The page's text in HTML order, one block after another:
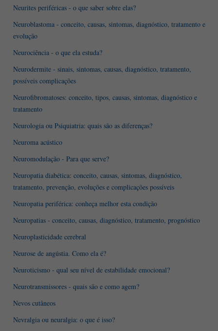
Neurites periféricas - o que saber sobre elas?
Neuroblastoma - conceito, causas, sintomas, diagnóstico, tratamento e
evolução
Neurociência - o que ela estuda?
Neurodermite - sinais, sintomas, causas, diagnóstico, tratamento,
possíveis complicações
Neurofibromatoses: conceito, tipos, causas, sintomas, diagnóstico e
tratamento
Neurologia ou Psiquiatria: quais são as diferenças?
Neuroma acústico
Neuromodulação - Para que serve?
Neuropatia diabética: conceito, causas, sintomas, diagnóstico,
tratamento, prevenção, evoluções e complicações possíveis
Neuropatia periférica: conheça melhor esta condição
Neuropatias - conceito, causas, diagnóstico, tratamento, prognóstico
Neuroplasticidade cerebral
Neurose de angústia. Como ela é?
Neuroticismo - qual seu nível de estabilidade emocional?
Neurotransmissores - quais são e como agem?
Nevos cutâneos
Nevralgia ou neuralgia: o que é isso?